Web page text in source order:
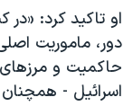
او تاکید کرد:
دور، ماموریت
حاکمیت و مرزهای
اسرائیل -